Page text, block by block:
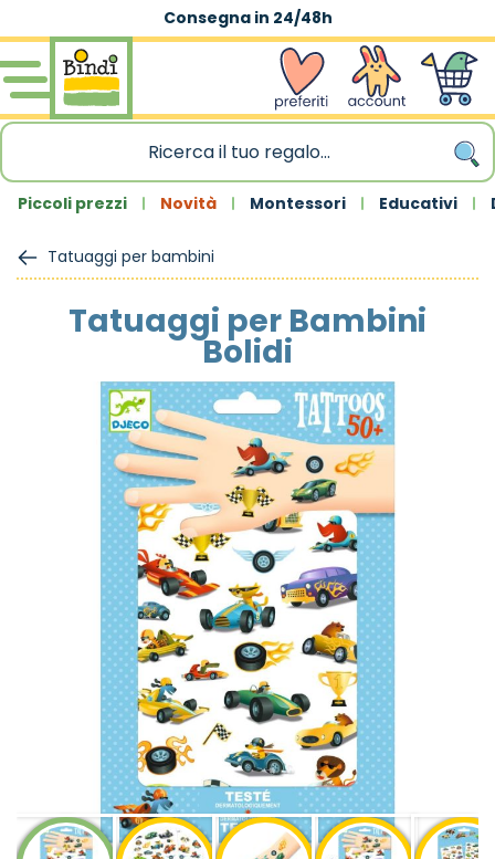
Consegna in 24/48h
Salta al contenuto
wishlist Account Carrello
Piccoli prezzi Novità Montessori Educativi
Tatuaggi per bambini
Tatuaggi per Bambini
Bolidi